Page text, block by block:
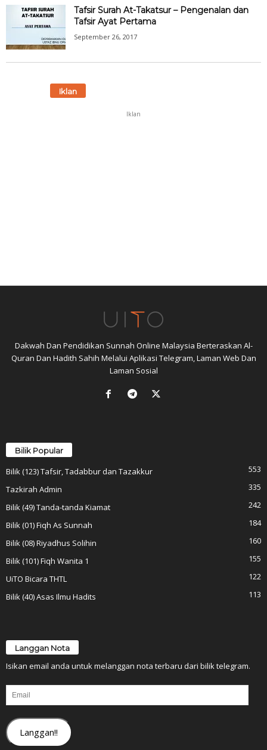
Tafsir Surah At-Takatsur – Pengenalan dan
Tafsir Ayat Pertama
September 26, 2017
Iklan
Iklan
Dakwah Dan Pendidikan Sunnah Online Malaysia Berteraskan Al-
Quran Dan Hadith Sahih Melalui Aplikasi Telegram, Laman Web Dan
Laman Sosial
Bilik Popular
Bilik (123) Tafsir, Tadabbur dan Tazakkur
553
Tazkirah Admin
335
Bilik (49) Tanda-tanda Kiamat
242
Bilik (01) Fiqh As Sunnah
184
Bilik (08) Riyadhus Solihin
160
Bilik (101) Fiqh Wanita 1
155
UiTO Bicara THTL
122
Bilik (40) Asas Ilmu Hadits
113
Langgan Nota
Isikan email anda untuk melanggan nota terbaru dari bilik telegram.
Email
Langgan!!